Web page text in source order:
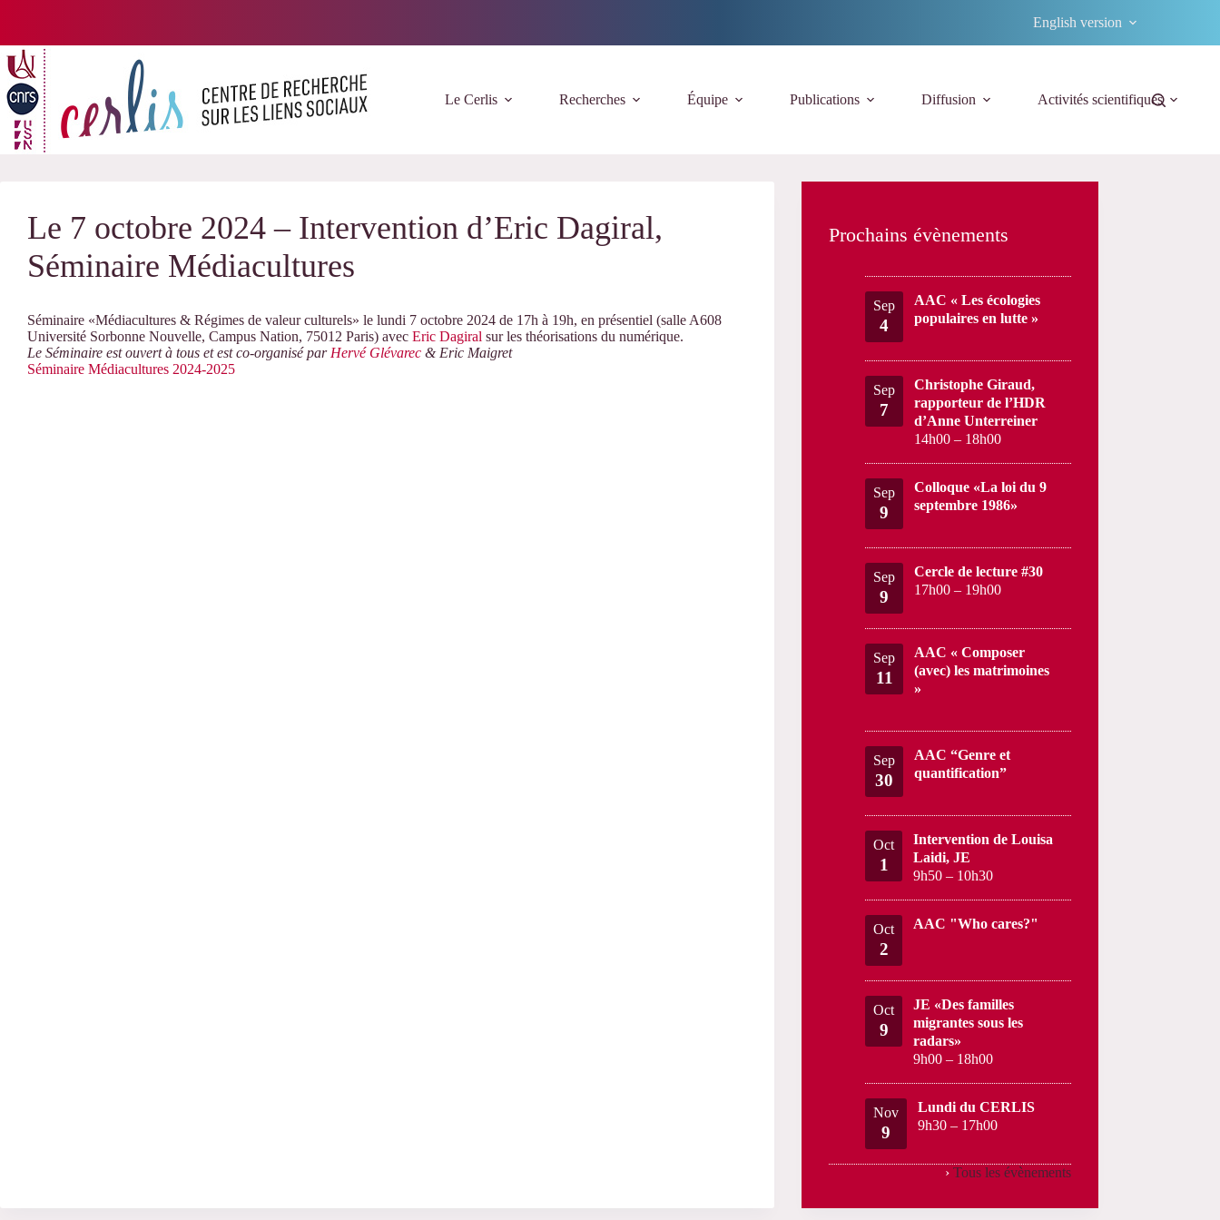
English version
Le Cerlis Recherches Équipe Publications Diffusion Activités scientifiques
Le 7 octobre 2024 – Intervention d’Eric Dagiral,
Séminaire Médiacultures
Séminaire «Médiacultures & Régimes de valeur culturels» le lundi 7 octobre 2024 de 17h à 19h, en présentiel (salle A608
Université Sorbonne Nouvelle, Campus Nation, 75012 Paris) avec Eric Dagiral sur les théorisations du numérique.
Le Séminaire est ouvert à tous et est co-organisé par Hervé Glévarec & Eric Maigret
Séminaire Médiacultures 2024-2025
Prochains évènements
Sep
4
AAC « Les écologies
populaires en lutte »
Sep
7
Christophe Giraud,
rapporteur de l’HDR
d’Anne Unterreiner
14h00 – 18h00
Sep
9
Colloque «La loi du 9
septembre 1986»
Sep
9
Cercle de lecture #30
17h00 – 19h00
Sep
11
AAC « Composer
(avec) les matrimoines
»
Sep
30
AAC “Genre et
quantification”
Oct
1
Intervention de Louisa
Laidi, JE
9h50 – 10h30
Oct
2
AAC "Who cares?"
Oct
9
JE «Des familles
migrantes sous les
radars»
9h00 – 18h00
Nov
9
Lundi du CERLIS
9h30 – 17h00
› Tous les évènements